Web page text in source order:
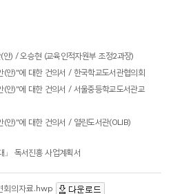
(안) /오승현 (교육인적자원부 조정2과장)
(안)"에 대한 건의서/ 한국학교도서관협의회
(안)"에 대한 건의서/ 서울중등학교도서관교
(안)"에 대한 건의서/ 열린도서관(OLIB)
」 독서진흥 사업계획서
회의자료.hwp